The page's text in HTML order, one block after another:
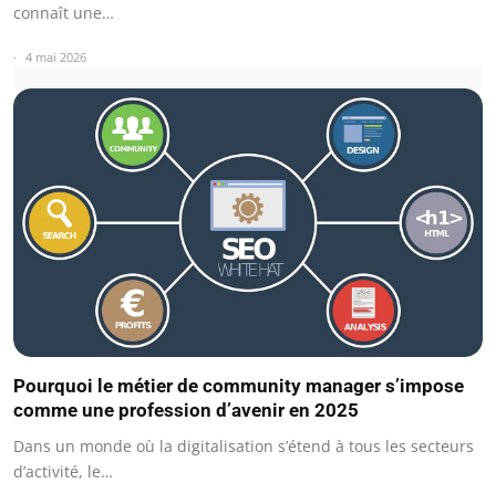
connaît une…
4 mai 2026
Pourquoi le métier de community manager s’impose
comme une profession d’avenir en 2025
Dans un monde où la digitalisation s’étend à tous les secteurs
d’activité, le…